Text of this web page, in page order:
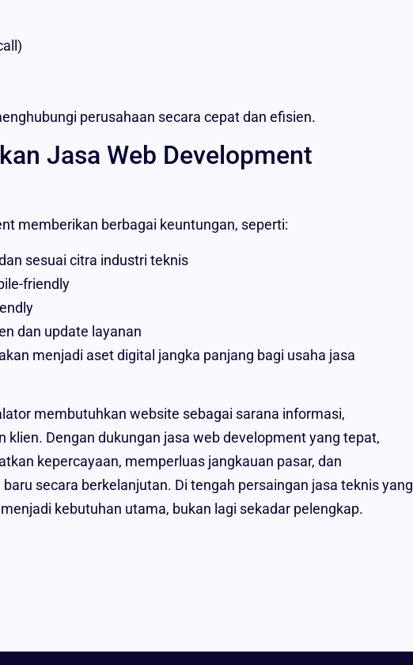
perusahaan secara cepat dan efisien.
Jasa Web Development
memberikan berbagai keuntungan, seperti:
sesuai citra industri teknis
friendly
dan update layanan
menjadi aset digital jangka panjang bagi usaha jasa
membutuhkan website sebagai sarana informasi,
klien. Dengan dukungan jasa web development yang tepat,
kepercayaan, memperluas jangkauan pasar, dan
secara berkelanjutan. Di tengah persaingan jasa teknis yang
kebutuhan utama, bukan lagi sekadar pelengkap.